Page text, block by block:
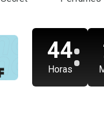
Horas
44